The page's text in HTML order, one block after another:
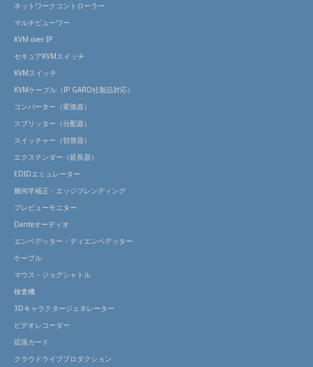
ネットワークコントローラー
マルチビューワー
KVM over IP
セキュアKVMスイッチ
KVMスイッチ
KVMケーブル（IP GARD社製品対応）
コンバーター（変換器）
スプリッター（分配器）
スイッチャー（切替器）
エクステンダー（延長器）
EDIDエミュレーター
幾何学補正・エッジブレンディング
プレビューモニター
Danteオーディオ
エンベデッター・ディエンベデッター
ケーブル
マウス・ジョグシャトル
検査機
3Dキャラクタージェネレーター
ビデオレコーダー
拡張カード
クラウドライブプロダクション